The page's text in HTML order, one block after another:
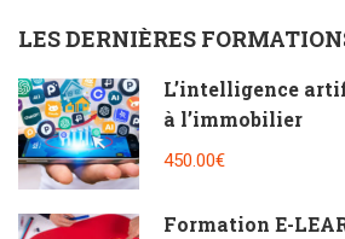
LES DERNIÈRES
L’intelligence
à l’immobilier
450.00€
Formation E-